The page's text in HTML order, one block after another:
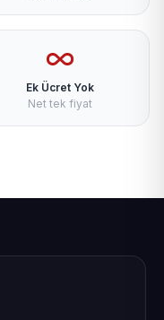
Ek Ücret Yok
Net tek fiyat